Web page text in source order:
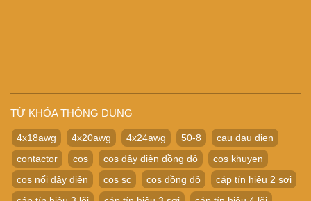
TỪ KHÓA THÔNG DỤNG
4x18awg 4x20awg 4x24awg 50-8
cau dau dien
contactor
cos cos dây điện đồng đỏ
cos khuyen
cos nối dây điện
cos sc cos đồng đỏ
cáp tín hiệu 2 sợi